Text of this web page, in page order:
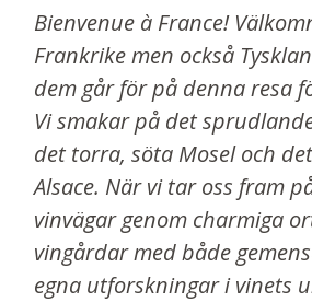
Bienvenue à France!
Frankrike men också
dem går för på denna resa
Vi smakar på det
det torra, söta Mosel och
Alsace. När vi tar oss fram
vinvägar genom charmiga
vingårdar med både
egna utforskningar i vinets